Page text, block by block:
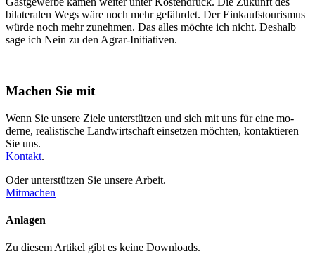
bilateralen Wegs wäre noch mehr gefährdet. Der Einkaufstourismus
würde noch mehr zunehmen. Das alles möchte ich nicht. Deshalb
sage ich Nein zu den Agrar-Initiativen.
Machen Sie mit
Wenn Sie unsere Ziele unterstützen und sich mit uns für eine mo­
derne, realistische Land­wirt­schaft einsetzen möchten, kontak­tieren
Sie uns.
Kontakt.
Oder unterstützen Sie unsere Arbeit.
Mitmachen
Anlagen
Zu diesem Artikel gibt es keine Downloads.